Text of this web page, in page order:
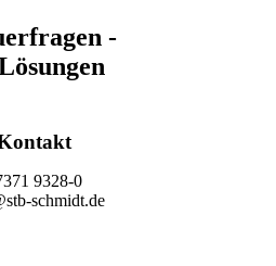
-
9328-0
schmidt.de